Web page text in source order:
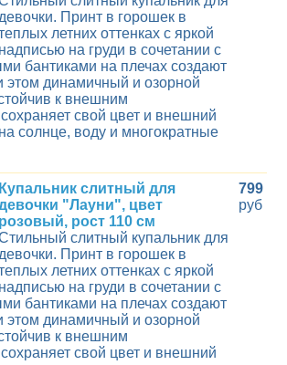
девочки. Принт в горошек в
летних оттенках с яркой
надписью на груди в сочетании с
бантиками на плечах создают
этом динамичный и озорной
к внешним
свой цвет и внешний
солнце, воду и многократные
Купальник слитный для
"Лауни", цвет
розовый, рост 110 см
слитный купальник для
девочки. Принт в горошек в
летних оттенках с яркой
надписью на груди в сочетании с
бантиками на плечах создают
этом динамичный и озорной
к внешним
свой цвет и внешний
799
руб